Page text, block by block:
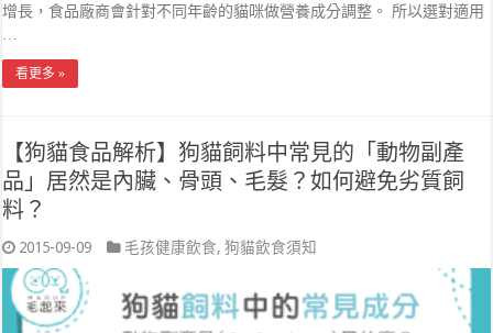
增長，食品廠商會針對不同年齡的貓咪做營養成分調整。 所以選對適用
看更多 »
【狗貓食品解析】狗貓飼料中常見的「動物副產
品」居然是內臟、骨頭、毛髮？如何避免劣質飼
料？
2015-09-09 毛孩健康飲食,狗貓飲食須知